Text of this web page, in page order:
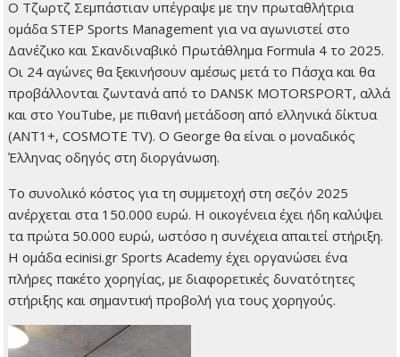
Ο Τζωρτζ Σεμπάστιαν υπέγραψε με την πρωταθλήτρια
ομάδα STEP Sports Management για να αγωνιστεί στο
Δανέζικο και Σκανδιναβικό Πρωτάθλημα Formula 4 το 2025.
Οι 24 αγώνες θα ξεκινήσουν αμέσως μετά το Πάσχα και θα
προβάλλονται ζωντανά από το DANSK MOTORSPORT, αλλά
και στο YouTube, με πιθανή μετάδοση από ελληνικά δίκτυα
(ANT1+, COSMOTE TV). Ο George θα είναι ο μοναδικός
Έλληνας οδηγός στη διοργάνωση.
Το συνολικό κόστος για τη συμμετοχή στη σεζόν 2025
ανέρχεται στα 150.000 ευρώ. Η οικογένεια έχει ήδη καλύψει
τα πρώτα 50.000 ευρώ, ωστόσο η συνέχεια απαιτεί στήριξη.
Η ομάδα ecinisi.gr Sports Academy έχει οργανώσει ένα
πλήρες πακέτο χορηγίας, με διαφορετικές δυνατότητες
στήριξης και σημαντική προβολή για τους χορηγούς.